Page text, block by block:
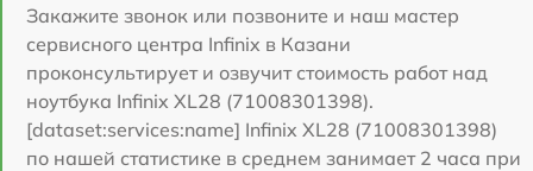
Закажите звонок или позвоните и наш мастер
сервисного центра Infinix в Казани
проконсультирует и озвучит стоимость работ над
ноутбука Infinix XL28 (71008301398).
[dataset:services:name] Infinix XL28 (71008301398)
по нашей статистике в среднем занимает 2 часа при